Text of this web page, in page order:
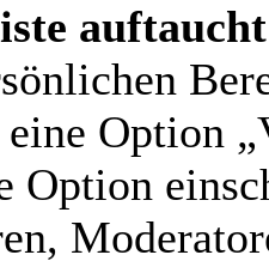
Option
Option